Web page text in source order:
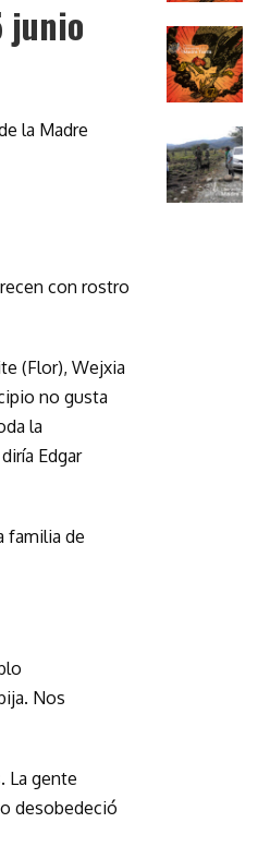
junio
la Madre
con rostro
(Flor), Wejxia
no gusta
la
Edgar
familia de
Nos
La gente
desobedeció